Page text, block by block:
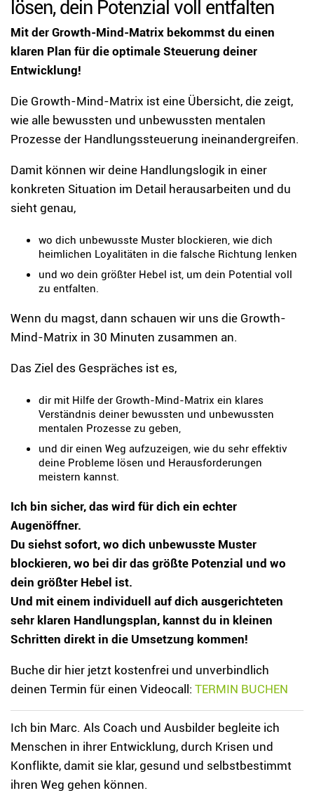
lösen, dein Potenzial voll entfalten
Mit der Growth-Mind-Matrix bekommst du einen
klaren Plan für die optimale Steuerung deiner
Entwicklung!
Die Growth-Mind-Matrix ist eine Übersicht, die zeigt,
wie alle bewussten und unbewussten mentalen
Prozesse der Handlungssteuerung ineinandergreifen.
Damit können wir deine Handlungslogik in einer
konkreten Situation im Detail herausarbeiten und du
sieht genau,
wo dich unbewusste Muster blockieren, wie dich
heimlichen Loyalitäten in die falsche Richtung lenken
und wo dein größter Hebel ist, um dein Potential voll
zu entfalten.
Wenn du magst, dann schauen wir uns die Growth-
Mind-Matrix in 30 Minuten zusammen an.
Das Ziel des Gespräches ist es,
dir mit Hilfe der Growth-Mind-Matrix ein klares
Verständnis deiner bewussten und unbewussten
mentalen Prozesse zu geben,
und dir einen Weg aufzuzeigen, wie du sehr effektiv
deine Probleme lösen und Herausforderungen
meistern kannst.
Ich bin sicher, das wird für dich ein echter
Augenöffner.
Du siehst sofort, wo dich unbewusste Muster
blockieren, wo bei dir das größte Potenzial und wo
dein größter Hebel ist.
Und mit einem individuell auf dich ausgerichteten
sehr klaren Handlungsplan, kannst du in kleinen
Schritten direkt in die Umsetzung kommen!
Buche dir hier jetzt kostenfrei und unverbindlich
deinen Termin für einen Videocall: TERMIN BUCHEN
Ich bin Marc. Als Coach und Ausbilder begleite ich
Menschen in ihrer Entwicklung, durch Krisen und
Konflikte, damit sie klar, gesund und selbstbestimmt
ihren Weg gehen können.